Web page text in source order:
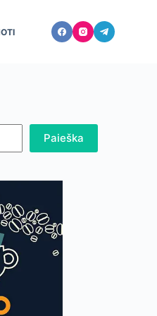
Paieška